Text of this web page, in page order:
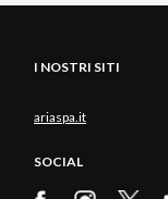
I NOSTRI SITI
ariaspa.it
SOCIAL